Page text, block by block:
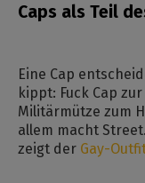
Caps als Teil
Eine Cap
kippt: Fuck Cap
Militärmütze zum
allem macht
zeigt der Gay-